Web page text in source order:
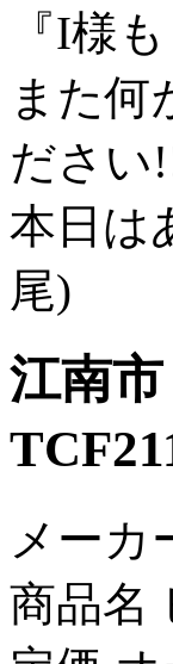
『I様
また何
ださい
本日は
尾)
江南
メーカ
商品名